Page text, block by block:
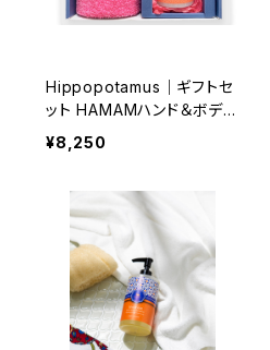
Hippopotamus｜ギフトセ
ット HAMAMハンド＆ボディ
ソープ＋ウォッシュタオル×1
¥8,250